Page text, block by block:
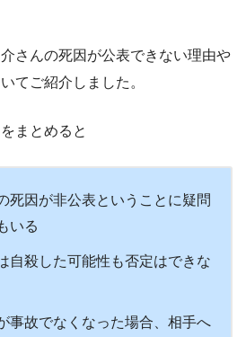
さんの死因が公表できない理由や
てご紹介しました。
まとめると
死因が非公表ということに疑問
いる
自殺した可能性も否定はできな
事故でなくなった場合、相手へ